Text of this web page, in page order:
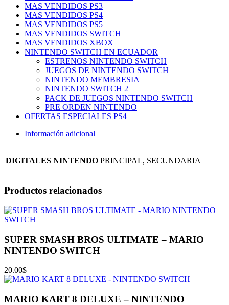
MAS VENDIDOS PS3
MAS VENDIDOS PS4
MAS VENDIDOS PS5
MAS VENDIDOS SWITCH
MAS VENDIDOS XBOX
NINTENDO SWITCH EN ECUADOR
ESTRENOS NINTENDO SWITCH
JUEGOS DE NINTENDO SWITCH
NINTENDO MEMBRESIA
NINTENDO SWITCH 2
PACK DE JUEGOS NINTENDO SWITCH
PRE ORDEN NINTENDO
OFERTAS ESPECIALES PS4
Información adicional
DIGITALES NINTENDO PRINCIPAL, SECUNDARIA
Productos relacionados
SUPER SMASH BROS ULTIMATE – MARIO
NINTENDO SWITCH
20.00$
MARIO KART 8 DELUXE – NINTENDO